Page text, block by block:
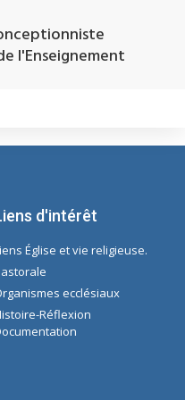
l'Enseignement
d'intérêt
Église et vie religieuse.
ecclésiaux
Réflexion